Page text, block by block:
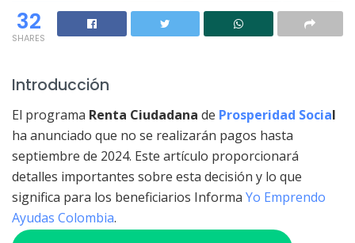
32
SHARES
Introducción
El programa Renta Ciudadana de Prosperidad Social
ha anunciado que no se realizarán pagos hasta
septiembre de 2024. Este artículo proporcionará
detalles importantes sobre esta decisión y lo que
significa para los beneficiarios Informa Yo Emprendo
Ayudas Colombia.